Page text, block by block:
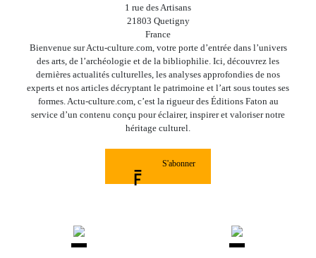
1 rue des Artisans
21803 Quetigny
France
Bienvenue sur Actu-culture.com, votre porte d’entrée dans l’univers
des arts, de l’archéologie et de la bibliophilie. Ici, découvrez les
dernières actualités culturelles, les analyses approfondies de nos
experts et nos articles décryptant le patrimoine et l’art sous toutes ses
formes. Actu-culture.com, c’est la rigueur des Éditions Faton au
service d’un contenu conçu pour éclairer, inspirer et valoriser notre
héritage culturel.
S'abonner